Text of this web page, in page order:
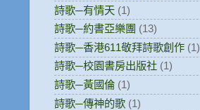
詩歌─有情天 (1)
詩歌─約書亞樂團 (13)
詩歌─香港611敬拜詩歌創作 (1)
詩歌─校園書房出版社 (1)
詩歌─黃國倫 (1)
詩歌─傳神的歌 (1)